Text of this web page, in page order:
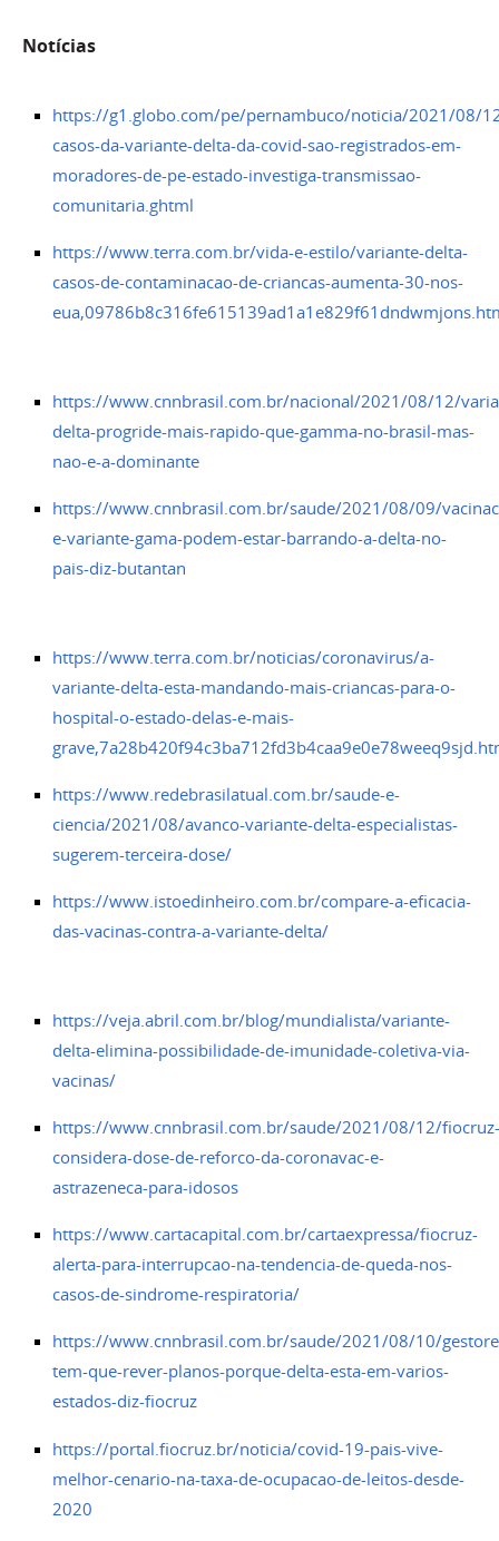
Notícias
https://g1.globo.com/pe/pernambuco/noticia/2021/08/
casos-da-variante-delta-da-covid-sao-registrados-em-
moradores-de-pe-estado-investiga-transmissao-
comunitaria.ghtml
https://www.terra.com.br/vida-e-estilo/variante-delta-
casos-de-contaminacao-de-criancas-aumenta-30-nos-
https://www.cnnbrasil.com.br/nacional/2021/08/12/
delta-progride-mais-rapido-que-gamma-no-brasil-mas-
nao-e-a-dominante
https://www.cnnbrasil.com.br/saude/2021/08/09/
e-variante-gama-podem-estar-barrando-a-delta-no-
pais-diz-butantan
https://www.terra.com.br/noticias/coronavirus/a-
variante-delta-esta-mandando-mais-criancas-para-o-
hospital-o-estado-delas-e-mais-
https://www.redebrasilatual.com.br/saude-e-
ciencia/2021/08/avanco-variante-delta-especialistas-
sugerem-terceira-dose/
https://www.istoedinheiro.com.br/compare-a-eficacia-
das-vacinas-contra-a-variante-delta/
https://veja.abril.com.br/blog/mundialista/variante-
delta-elimina-possibilidade-de-imunidade-coletiva-via-
vacinas/
https://www.cnnbrasil.com.br/saude/2021/08/12/
considera-dose-de-reforco-da-coronavac-e-
astrazeneca-para-idosos
https://www.cartacapital.com.br/cartaexpressa/fiocruz-
alerta-para-interrupcao-na-tendencia-de-queda-nos-
casos-de-sindrome-respiratoria/
https://www.cnnbrasil.com.br/saude/2021/08/10/
tem-que-rever-planos-porque-delta-esta-em-varios-
estados-diz-fiocruz
https://portal.fiocruz.br/noticia/covid-19-pais-vive-
melhor-cenario-na-taxa-de-ocupacao-de-leitos-desde-
2020